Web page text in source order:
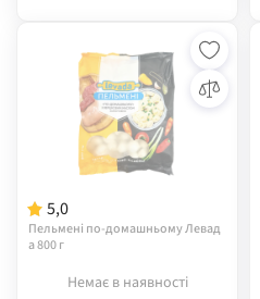
5,0
Пельмені по-домашньому Левад
а 800 г
Немає в наявності